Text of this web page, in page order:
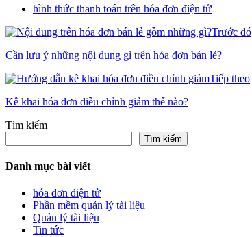
hình thức thanh toán trên hóa đơn điện tử
Trước đó
Cần lưu ý những nội dung gì trên hóa đơn bán lẻ?
Tiếp theo
Kê khai hóa đơn điều chỉnh giảm thế nào?
Tìm kiếm
Tìm kiếm
Danh mục bài viết
hóa đơn điện tử
Phần mềm quản lý tài liệu
Quản lý tài liệu
Tin tức